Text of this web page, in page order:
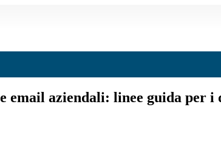
email aziendali: linee guida per